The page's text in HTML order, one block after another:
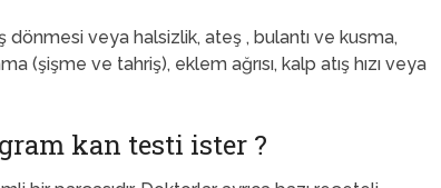
veya halsizlik, ateş , bulantı ve kusma,
(şişme ve tahriş), eklem ağrısı, kalp atış hızı veya
kan testi ister ?